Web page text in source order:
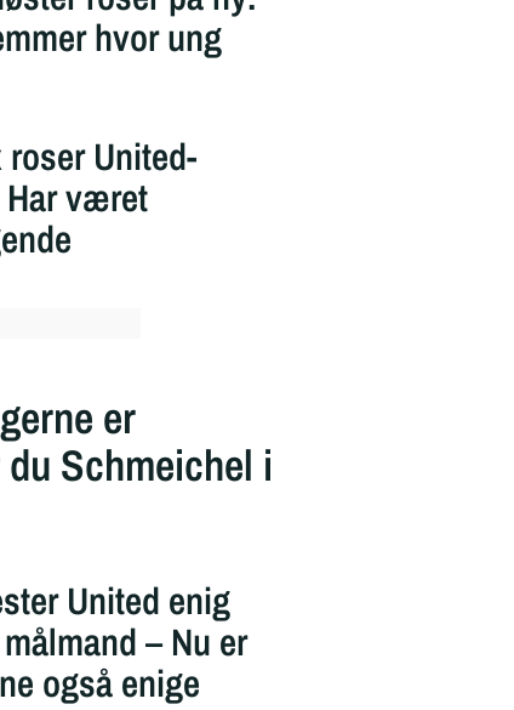
hvor ung
United-
været
er
Schmeichel i
United enig
– Nu er
også enige